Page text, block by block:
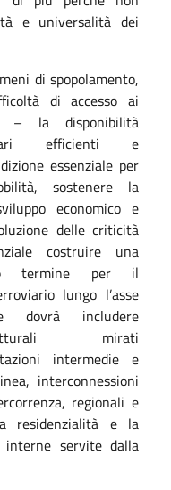
e universalità dei
di spopolamento,
di accesso ai
la disponibilità
efficienti e
essenziale per
sostenere la
economico e
delle criticità
costruire una
termine per il
lungo l’asse
dovrà includere
mirati
intermedie e
interconnessioni
regionali e
residenzialità e la
interne servite dalla